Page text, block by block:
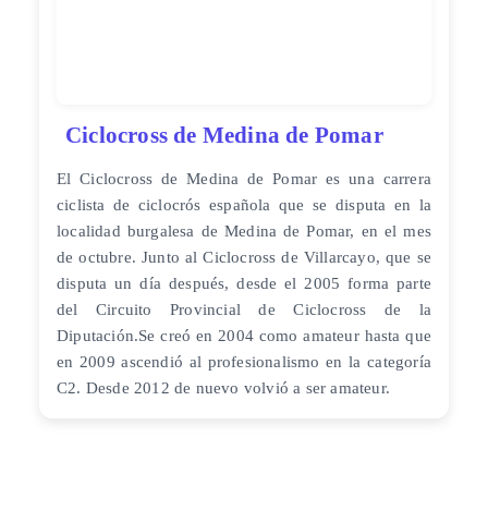
Ciclocross de Medina de Pomar
El Ciclocross de Medina de Pomar es una carrera
ciclista de ciclocrós española que se disputa en la
localidad burgalesa de Medina de Pomar, en el mes
de octubre. Junto al Ciclocross de Villarcayo, que se
disputa un día después, desde el 2005​ forma parte
del Circuito Provincial de Ciclocross de la
Diputación.​ Se creó en 2004​ como amateur hasta que
en 2009 ascendió al profesionalismo en la categoría
C2. Desde 2012 de nuevo volvió a ser amateur.​